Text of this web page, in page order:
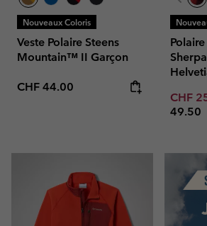
Nouveaux Coloris
Veste Polaire Steens
Mountain™ II Garçon
Regular price:
CHF 44.00
CHF
49.50